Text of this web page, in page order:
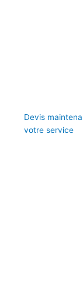
Devis
votre service